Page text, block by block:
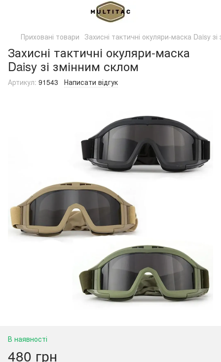
Приховані товари Захисні тактичні окуляри-маска Daisy
Захисні тактичні окуляри-маска
Daisy зі змінним склом
Артикул: 91543 Написати відгук
В наявності
480 грн